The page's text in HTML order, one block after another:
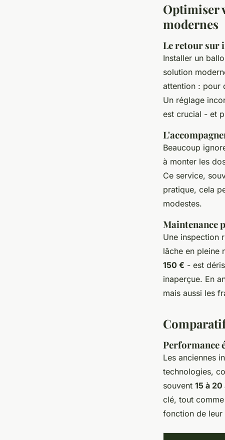
Optimiser
modernes
Le retour sur
Installer un
solution
attention : pour
Un réglage
est crucial - et
Beaucoup
à monter les
Ce service,
pratique, cela
modestes.
Maintenance
Une inspection
lâche en pleine
150 € - est
inaperçue. En
mais aussi les
Performance
Les anciennes
technologies,
souvent 15 à 20
clé, tout
fonction de leur